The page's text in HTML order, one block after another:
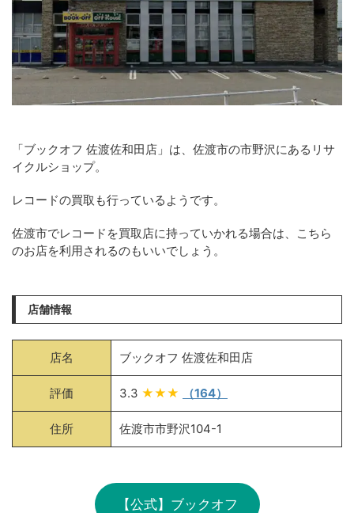
「ブックオフ 佐渡佐和田店」は、佐渡市の市野沢にあるリサ
イクルショップ。
レコードの買取も行っているようです。
佐渡市でレコードを買取店に持っていかれる場合は、こちら
のお店を利用されるのもいいでしょう。
店舗情報
店名 ブックオフ 佐渡佐和田店
評価 3.3 ★★★ （164）
住所 佐渡市市野沢104-1
【公式】ブックオフ